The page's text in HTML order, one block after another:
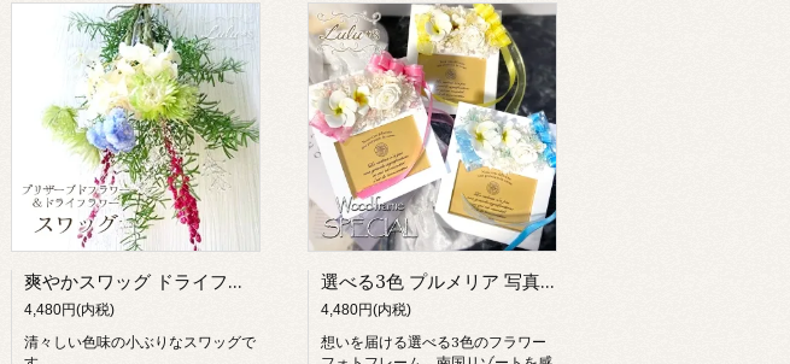
爽やかスワッグ ドライフラワー
4,480円(内税)
清々しい色味の小ぶりなスワッグで
選べる3色 プルメリア 写真立て フォトフレーム プリザーブドフラワー 結婚祝い 出産祝い ギフト Lulu＊s
4,480円(内税)
想いを届ける選べる3色のフラワー